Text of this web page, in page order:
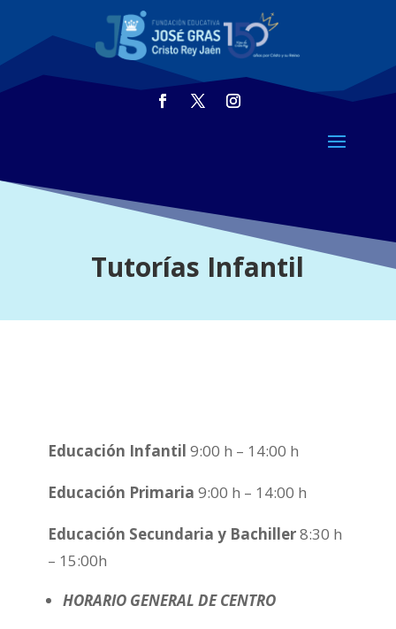
Tutorías Infantil
Educación Infantil 9:00 h – 14:00 h
Educación Primaria 9:00 h – 14:00 h
Educación Secundaria y Bachiller8:30 h
– 15:00h
HORARIO GENERAL DE CENTRO